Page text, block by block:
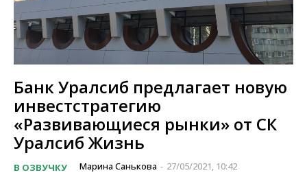
Банк Уралсиб предлагает новую
инвестстратегию
«Развивающиеся рынки» от СК
Уралсиб Жизнь
В ОЗВУЧКУ Марина Санькова - 27/05/2021, 10:42